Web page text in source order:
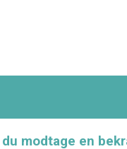
modtage en